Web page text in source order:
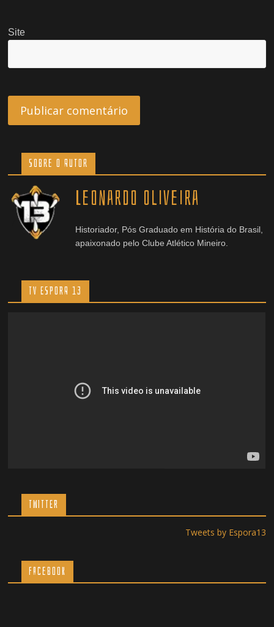
Site
Sobre o Autor
Leonardo Oliveira
Historiador, Pós Graduado em História do Brasil,
apaixonado pelo Clube Atlético Mineiro.
TV ESPORA 13
TWITTER
Tweets by Espora13
Facebook